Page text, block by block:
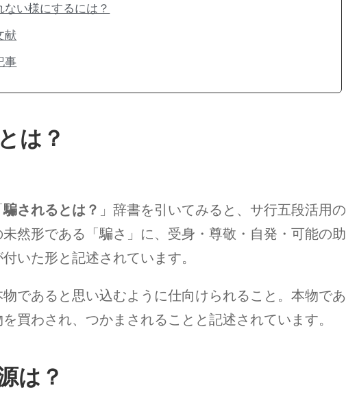
ない様にするには？
献
事
は？
騙されるとは？ 」辞書を引いてみると、サ行五段活用の
然形である「騙さ」に、受身・尊敬・自発・可能の助
いた形と記述されています。
物であると思い込むように仕向けられること。本物であ
買わされ、つかまされることと記述されています。
は？